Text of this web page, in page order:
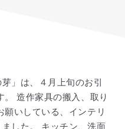
」は、４月上旬のお引
造作家具の搬入、取り
いしている、インテリ
した。 キッチン、洗面